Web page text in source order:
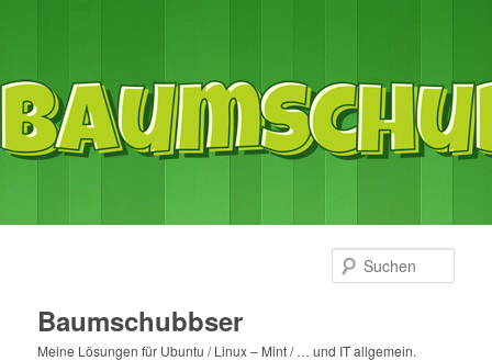
Baumschubbser
Meine Lösungen für Ubuntu / Linux – Mint / … und IT allgemein.